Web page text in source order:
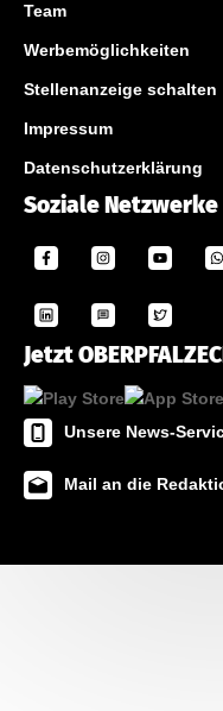
Team
Werbemöglichkeiten
Stellenanzeige schalten
Impressum
Datenschutzerklärung
Soziale Netzwerke
Jetzt
Unsere News-
Mail an die